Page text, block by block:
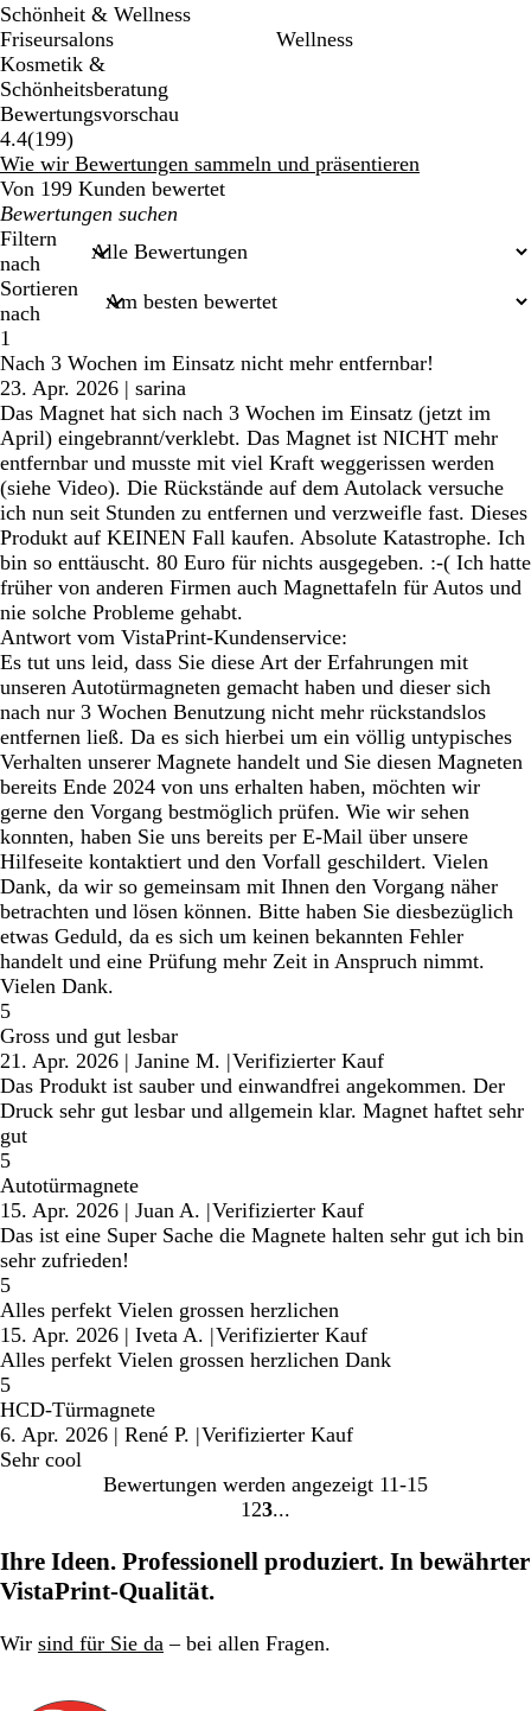
Schönheit & Wellness
Friseursalons
Kosmetik &
Schönheitsberatung
Wellness
Bewertungsvorschau
4.4(199199
Bewertungen
)
Wie wir Bewertungen sammeln und präsentieren
Von 199 Kunden bewertet
Meine
Sucheingaben
Filtern
nach
Sortieren
nach
1
Nach 3 Wochen im Einsatz nicht mehr entfernbar!
23. Apr. 2026 | sarina
Das Magnet hat sich nach 3 Wochen im Einsatz (jetzt im
April) eingebrannt/verklebt. Das Magnet ist NICHT mehr
entfernbar und musste mit viel Kraft weggerissen werden
(siehe Video). Die Rückstände auf dem Autolack versuche
ich nun seit Stunden zu entfernen und verzweifle fast. Dieses
Produkt auf KEINEN Fall kaufen. Absolute Katastrophe. Ich
bin so enttäuscht. 80 Euro für nichts ausgegeben. :-( Ich hatte
früher von anderen Firmen auch Magnettafeln für Autos und
nie solche Probleme gehabt.
Antwort vom VistaPrint-Kundenservice:
Es tut uns leid, dass Sie diese Art der Erfahrungen mit
unseren Autotürmagneten gemacht haben und dieser sich
nach nur 3 Wochen Benutzung nicht mehr rückstandslos
entfernen ließ. Da es sich hierbei um ein völlig untypisches
Verhalten unserer Magnete handelt und Sie diesen Magneten
bereits Ende 2024 von uns erhalten haben, möchten wir
gerne den Vorgang bestmöglich prüfen. Wie wir sehen
konnten, haben Sie uns bereits per E-Mail über unsere
Hilfeseite kontaktiert und den Vorfall geschildert. Vielen
Dank, da wir so gemeinsam mit Ihnen den Vorgang näher
betrachten und lösen können. Bitte haben Sie diesbezüglich
etwas Geduld, da es sich um keinen bekannten Fehler
handelt und eine Prüfung mehr Zeit in Anspruch nimmt.
Vielen Dank.
5
Gross und gut lesbar
21. Apr. 2026 | Janine M. |Verifizierter Kauf
Das Produkt ist sauber und einwandfrei angekommen. Der
Druck sehr gut lesbar und allgemein klar. Magnet haftet sehr
gut
5
Autotürmagnete
15. Apr. 2026 | Juan A. |Verifizierter Kauf
Das ist eine Super Sache die Magnete halten sehr gut ich bin
sehr zufrieden!
5
Alles perfekt Vielen grossen herzlichen
15. Apr. 2026 | Iveta A. |Verifizierter Kauf
Alles perfekt Vielen grossen herzlichen Dank
5
HCD-Türmagnete
6. Apr. 2026 | René P. |Verifizierter Kauf
Sehr cool
Bewertungen werden angezeigt 11-15
Gehe
Seite
1 Gehe
Seite
2 Gehe
Seite
3
Ihre Ideen. Professionell produziert. In bewährter
VistaPrint-Qualität.
Wir sind für Sie da – bei allen Fragen.